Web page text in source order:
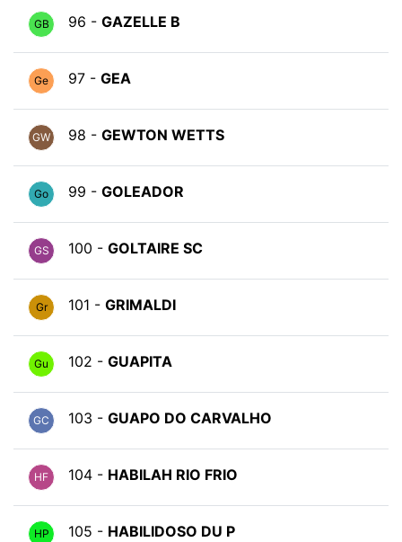
GB 96 - GAZELLE B
Ge 97 - GEA
GW 98 - GEWTON WETTS
Go 99 - GOLEADOR
GS 100 - GOLTAIRE SC
Gr 101 - GRIMALDI
Gu 102 - GUAPITA
GC 103 - GUAPO DO CARVALHO
HF 104 - HABILAH RIO FRIO
HP 105 - HABILIDOSO DU P